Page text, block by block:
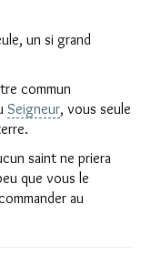
un si grand
commun
Seigneur, vous seule
saint ne priera
que vous le
au